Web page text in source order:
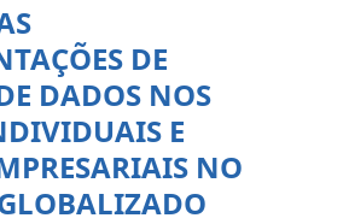
DE
DADOS NOS
E
NO